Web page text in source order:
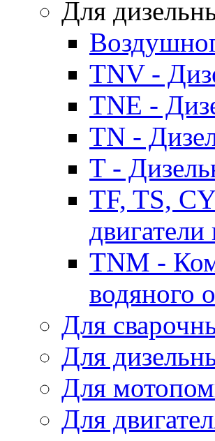
Для
TNV -
TNE -
TN -
T -
TF, TS,
TNM -
водяного
Для
Для
Для
Для